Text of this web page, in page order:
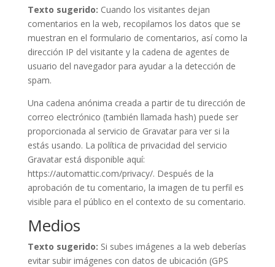
Texto sugerido: Cuando los visitantes dejan
comentarios en la web, recopilamos los datos que se
muestran en el formulario de comentarios, así como la
dirección IP del visitante y la cadena de agentes de
usuario del navegador para ayudar a la detección de
spam.
Una cadena anónima creada a partir de tu dirección de
correo electrónico (también llamada hash) puede ser
proporcionada al servicio de Gravatar para ver si la
estás usando. La política de privacidad del servicio
Gravatar está disponible aquí:
https://automattic.com/privacy/. Después de la
aprobación de tu comentario, la imagen de tu perfil es
visible para el público en el contexto de su comentario.
Medios
Texto sugerido: Si subes imágenes a la web deberías
evitar subir imágenes con datos de ubicación (GPS